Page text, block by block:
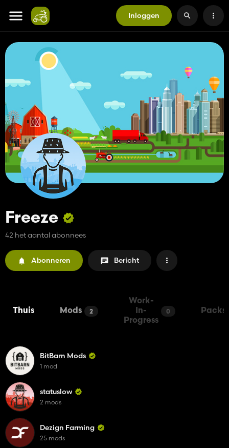
Inloggen
Freeze
42 het aantal abonnees
Abonneren Bericht
Thuis Mods 2
Work-
In-
Progress
0 Packs
BitBarn Mods
1 mod
statuslow
2 mods
Dezign Farming
25 mods